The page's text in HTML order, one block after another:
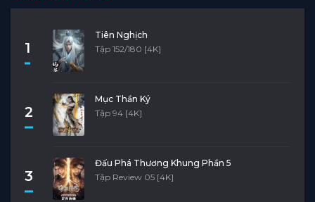
1
Tiên Nghịch
Tập 152/180 [4K]
2
Mục Thần Ký
Tập 94 [4K]
3
Đấu Phá Thương Khung Phần 5
Tập Review 05 [4K]